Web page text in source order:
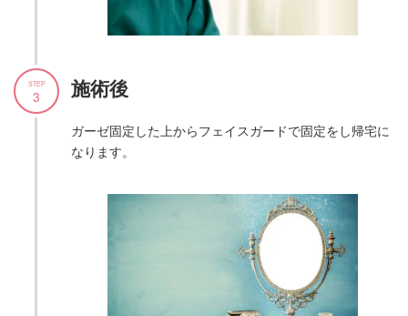
施術後
ガーゼ固定した上からフェイスガードで固定をし帰宅に
なります。
STEP
3